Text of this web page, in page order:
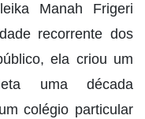
Manah Frigeri
recorrente dos
ela criou um
uma década
colégio particular